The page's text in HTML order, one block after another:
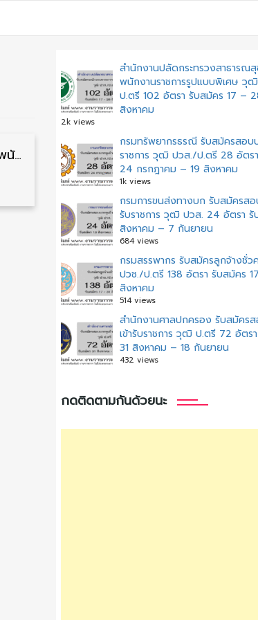
กรมส่งเสริมการเรียนรู้ รับสมัครคัดเลือกพนักงานราชการ วุฒิ ป.ตรี 18 อัตรา รับสมัคร 14 – 20 ตุลาคม
สำนักงานปลัดกระทรวงสาธารณ
พนักงานราชการรูปแบบพิเศษ วุ
ป.ตรี 102 อัตรา รับสมัคร 17 –
สิงหาคม
2k views
กรมทรัพยากรธรณี รับสมัครสอบบ
ราชการ วุฒิ ปวส./ป.ตรี 28 อัตร
24 กรกฎาคม – 19 สิงหาคม
1k views
กรมการขนส่งทางบก รับสมัครสอ
รับราชการ วุฒิ ปวส. 24 อัตรา รั
สิงหาคม – 7 กันยายน
684 views
กรมสรรพากร รับสมัครลูกจ้างชั่
ปวช./ป.ตรี 138 อัตรา รับสมัคร
สิงหาคม
514 views
สํานักงานศาลปกครอง รับสมัครส
เข้ารับราชการ วุฒิ ป.ตรี 72 อัตร
31 สิงหาคม – 18 กันยายน
432 views
กดติดตามกันด้วยนะ